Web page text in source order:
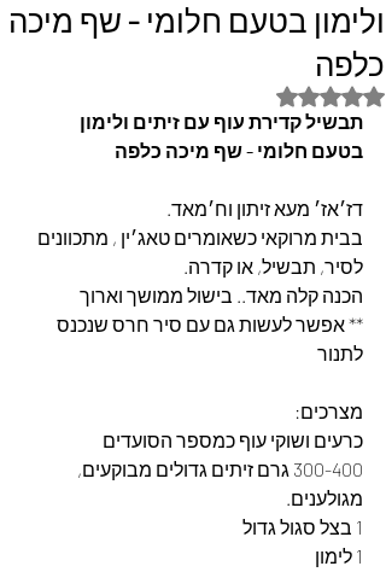
ולימון בטעם חלומי - שף מיכה
כלפה
דירוג של NaN מתוך 5 כוכבים
תבשיל קדירת עוף עם זיתים ולימון
בטעם חלומי - שף מיכה כלפה
דז׳אז׳ מעא זיתון וח׳מאד.
בבית מרוקאי כשאומרים טאג׳ין , מתכוונים
לסיר, תבשיל, או קדרה.
הכנה קלה מאד.. בישול ממושך וארוך
** אפשר לעשות גם עם סיר חרס שנכנס
לתנור
מצרכים:
כרעים ושוקי עוף כמספר הסועדים
300-400 גרם זיתים גדולים מבוקעים,
מגולענים.
1 בצל סגול גדול
1 לימון